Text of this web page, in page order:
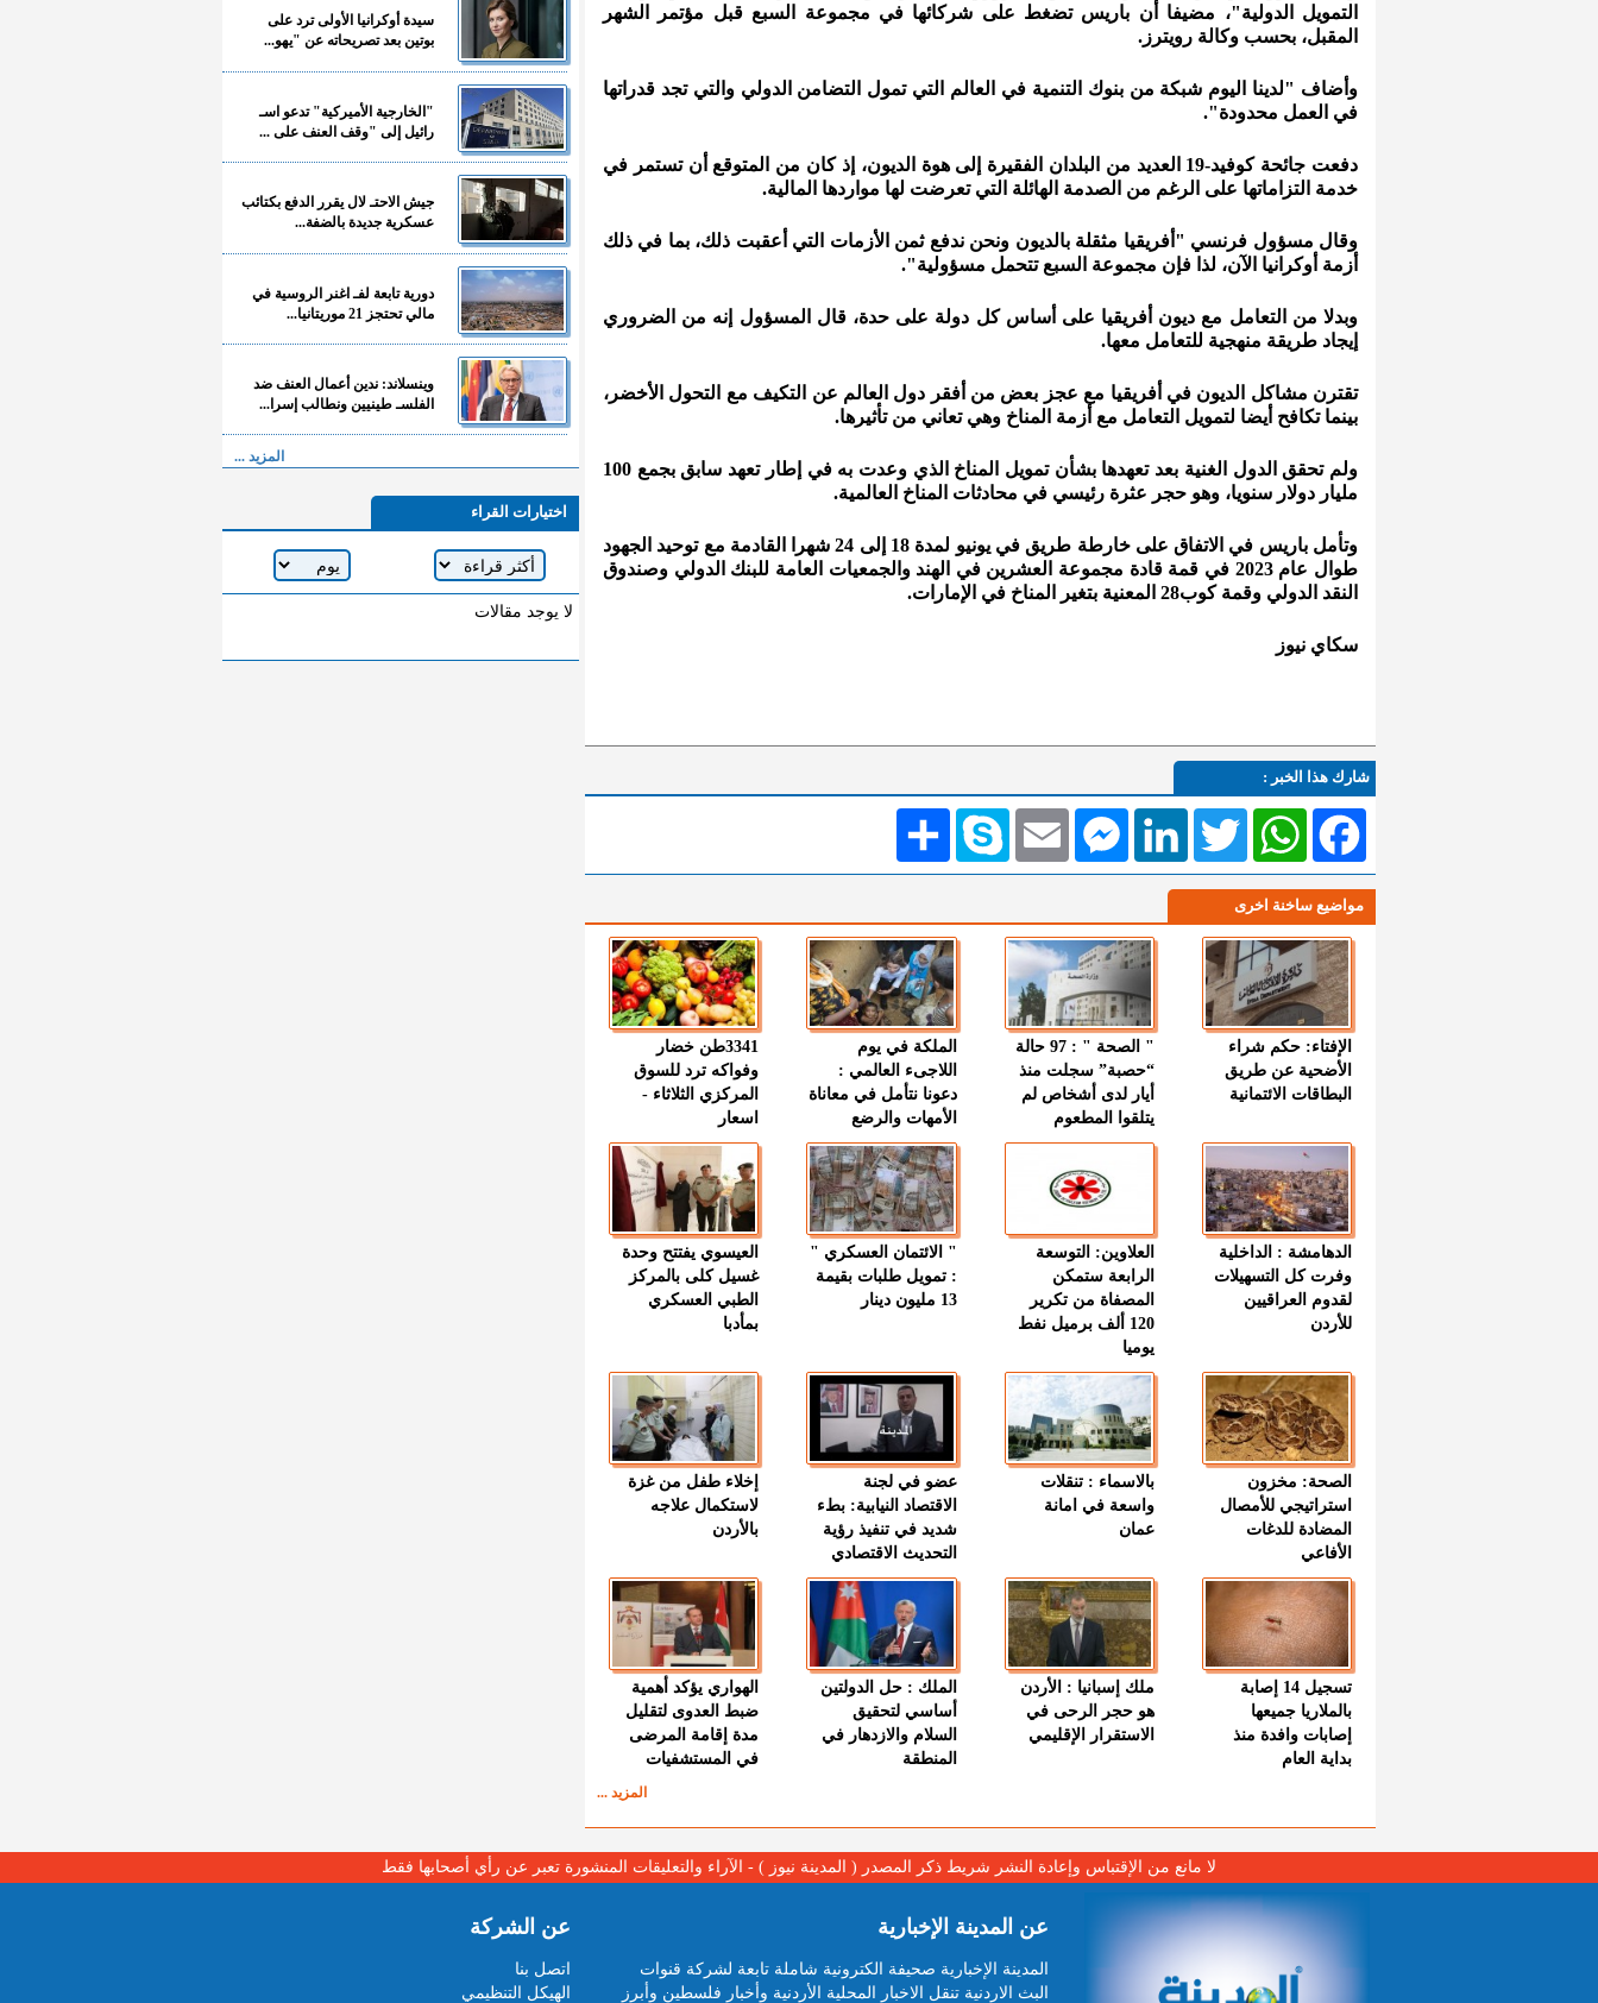
التمويل الدولية"، مضيفا أن باريس تضغط على شركائها في مجموعة السبع قبل مؤتمر الشهر
المقبل، بحسب وكالة رويترز.
وأضاف "لدينا اليوم شبكة من بنوك التنمية في العالم التي تمول التضامن الدولي والتي تجد قدراتها
في العمل محدودة".
دفعت جائحة كوفيد-19 العديد من البلدان الفقيرة إلى هوة الديون، إذ كان من المتوقع أن تستمر في
خدمة التزاماتها على الرغم من الصدمة الهائلة التي تعرضت لها مواردها المالية.
وقال مسؤول فرنسي "أفريقيا مثقلة بالديون ونحن ندفع ثمن الأزمات التي أعقبت ذلك، بما في ذلك
أزمة أوكرانيا الآن، لذا فإن مجموعة السبع تتحمل مسؤولية".
وبدلا من التعامل مع ديون أفريقيا على أساس كل دولة على حدة، قال المسؤول إنه من الضروري
إيجاد طريقة منهجية للتعامل معها.
تقترن مشاكل الديون في أفريقيا مع عجز بعض من أفقر دول العالم عن التكيف مع التحول الأخضر،
بينما تكافح أيضا لتمويل التعامل مع أزمة المناخ وهي تعاني من تأثيرها.
ولم تحقق الدول الغنية بعد تعهدها بشأن تمويل المناخ الذي وعدت به في إطار تعهد سابق بجمع 100
مليار دولار سنويا، وهو حجر عثرة رئيسي في محادثات المناخ العالمية.
وتأمل باريس في الاتفاق على خارطة طريق في يونيو لمدة 18 إلى 24 شهرا القادمة مع توحيد الجهود
طوال عام 2023 في قمة قادة مجموعة العشرين في الهند والجمعيات العامة للبنك الدولي وصندوق
النقد الدولي وقمة كوب28 المعنية بتغير المناخ في الإمارات.
سكاي نيوز
شارك هذا الخبر :
انشر Skype EmailMessengerLinkedIn TwitterWhatsAppFacebook
مواضيع ساخنة اخرى
الإفتاء: حكم شراء
الأضحية عن طريق
البطاقات الائتمانية
" الصحة " : 97 حالة
“حصبة” سجلت منذ
أيار لدى أشخاص لم
يتلقوا المطعوم
الملكة في يوم
اللاجىء العالمي :
دعونا نتأمل في معاناة
الأمهات والرضع
3341طن خضار
وفواكه ترد للسوق
المركزي الثلاثاء -
اسعار
الدهامشة : الداخلية
وفرت كل التسهيلات
لقدوم العراقيين
للأردن
العلاوين: التوسعة
الرابعة ستمكن
المصفاة من تكرير
120 ألف برميل نفط
يوميا
" الائتمان العسكري "
: تمويل طلبات بقيمة
13 مليون دينار
العيسوي يفتتح وحدة
غسيل كلى بالمركز
الطبي العسكري
بمأدبا
الصحة: مخزون
استراتيجي للأمصال
المضادة للدغات
الأفاعي
بالاسماء : تنقلات
واسعة في امانة
عمان
عضو في لجنة
الاقتصاد النيابية: بطء
شديد في تنفيذ رؤية
التحديث الاقتصادي
إخلاء طفل من غزة
لاستكمال علاجه
بالأردن
تسجيل 14 إصابة
بالملاريا جميعها
إصابات وافدة منذ
بداية العام
ملك إسبانيا : الأردن
هو حجر الرحى في
الاستقرار الإقليمي
الملك : حل الدولتين
أساسي لتحقيق
السلام والازدهار في
المنطقة
الهواري يؤكد أهمية
ضبط العدوى لتقليل
مدة إقامة المرضى
في المستشفيات
المزيد ...
سيدة أوكرانيا الأولى ترد على
بوتين بعد تصريحاته عن "يهو...
"الخارجية الأميركية" تدعو اسـ
رائيل إلى "وقف العنف على ...
جيش الاحتـ لال يقرر الدفع بكتائب
عسكرية جديدة بالضفة...
دورية تابعة لفـ اغنر الروسية في
مالي تحتجز 21 موريتانيا...
وينسلاند: ندين أعمال العنف ضد
الفلسـ طينيين ونطالب إسرا...
المزيد ...
اختيارات القراء
لا يوجد مقالات
لا مانع من الإقتباس وإعادة النشر شريط ذكر المصدر ( المدينة نيوز ) - الآراء والتعليقات المنشورة تعبر عن رأي أصحابها فقط
عن المدينة الإخبارية
المدينة الإخبارية صحيفة الكترونية شاملة تابعة لشركة قنوات
البث الاردنية تنقل الاخبار المحلية الأردنية وأخبار فلسطين وأبرز
عن الشركة
اتصل بنا
الهيكل التنظيمي